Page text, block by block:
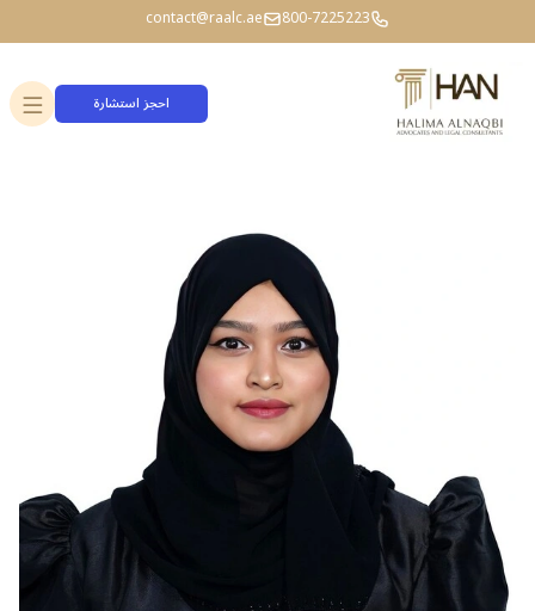
800-7225223
contact@raalc.ae
احجز استشارة